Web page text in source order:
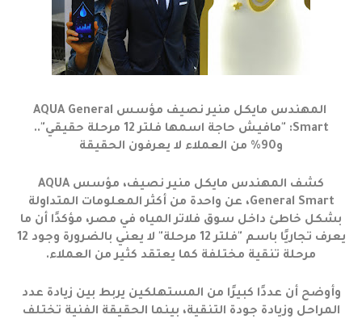
المهندس مايكل منير نصيف مؤسس AQUA General
Smart: "مافيش حاجة اسمها فلتر 12 مرحلة حقيقي"..
و90% من العملاء لا يعرفون الحقيقة
كشف المهندس مايكل منير نصيف، مؤسس AQUA
General Smart، عن واحدة من أكثر المعلومات المتداولة
بشكل خاطئ داخل سوق فلاتر المياه في مصر، مؤكدًا أن ما
يعرف تجاريًا باسم "فلتر 12 مرحلة" لا يعني بالضرورة وجود 12
مرحلة تنقية مختلفة كما يعتقد كثير من العملاء.
وأوضح أن عددًا كبيرًا من المستهلكين يربط بين زيادة عدد
المراحل وزيادة جودة التنقية، بينما الحقيقة الفنية تختلف